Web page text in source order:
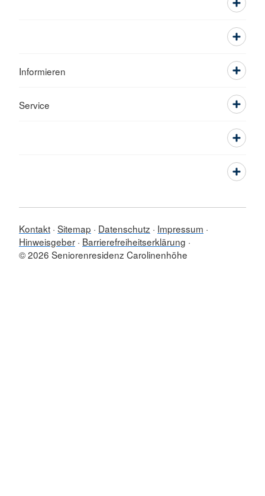
Informieren
Service
Kontakt Sitemap Datenschutz
Impressum
Hinweisgeber Barrierefreiheitserklärung
© 2026 Seniorenresidenz Carolinenhöhe